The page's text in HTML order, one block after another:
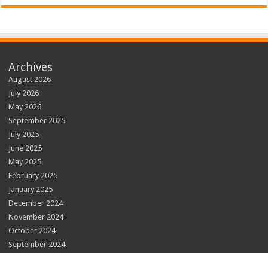
Archives
August 2026
July 2026
May 2026
September 2025
July 2025
June 2025
May 2025
February 2025
January 2025
December 2024
November 2024
October 2024
September 2024